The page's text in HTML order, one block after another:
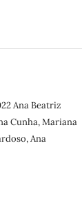
Ana Beatriz
Cunha, Mariana
Ana